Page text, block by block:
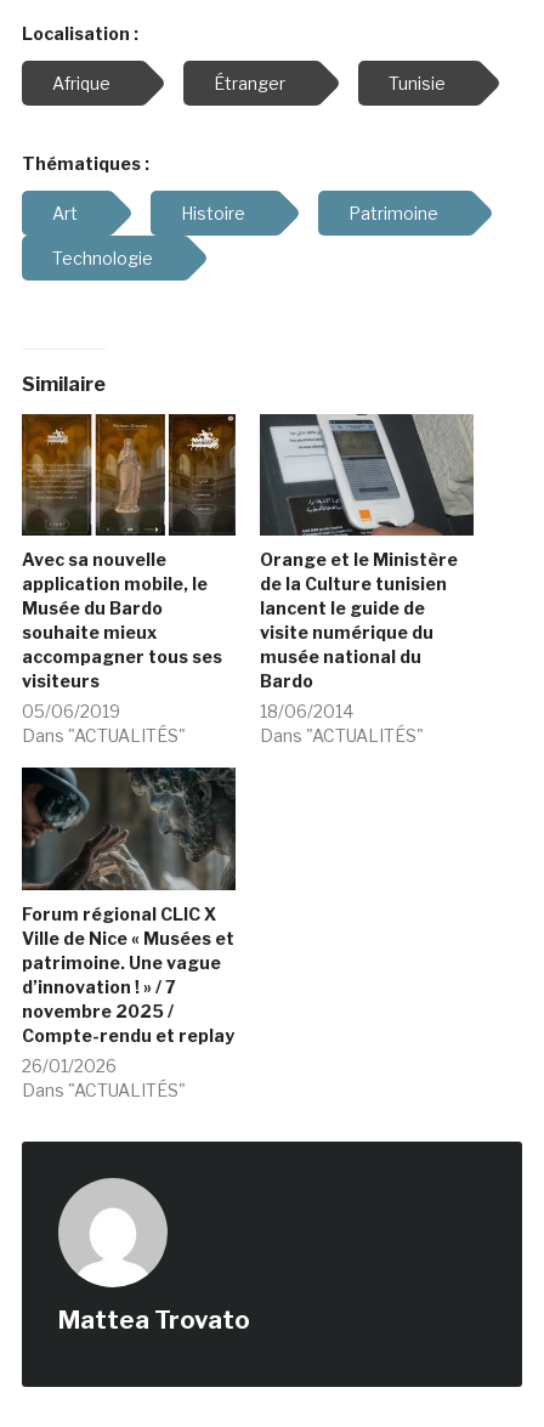
Localisation :
Afrique Étranger Tunisie
Thématiques :
Art Histoire Patrimoine
Technologie
Similaire
Avec sa nouvelle
application mobile, le
Musée du Bardo
souhaite mieux
accompagner tous ses
visiteurs
05/06/2019
Dans "ACTUALITÉS"
Orange et le Ministère
de la Culture tunisien
lancent le guide de
visite numérique du
musée national du
Bardo
18/06/2014
Dans "ACTUALITÉS"
Forum régional CLIC X
Ville de Nice « Musées et
patrimoine. Une vague
d’innovation ! » / 7
novembre 2025 /
Compte-rendu et replay
26/01/2026
Dans "ACTUALITÉS"
Mattea Trovato